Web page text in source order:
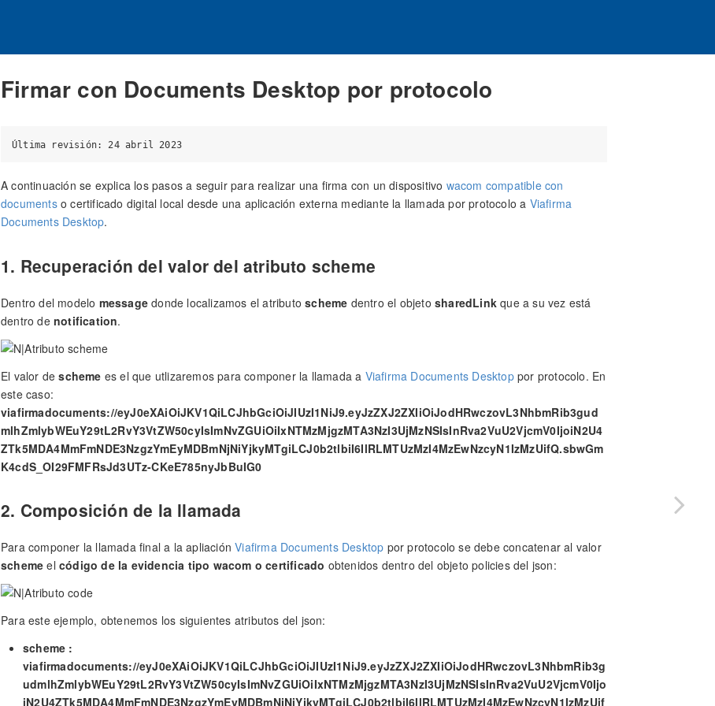
Firmar con Documents Desktop por protocolo
A continuación se explica los pasos a seguir para realizar una firma con un dispositivo wacom compatible con
documentso certificado digital local desde una aplicación externa mediante la llamada por protocolo a Viafirma
Documents Desktop.
1. Recuperación del valor del atributo scheme
Dentro del modelo message donde localizamos el atributoscheme dentro el objetosharedLink que a su vez está
dentro de notification.
El valor descheme es el que utlizaremos para componer la llamada a Viafirma Documents Desktoppor protocolo. En
este caso:
viafirmadocuments://eyJ0eXAiOiJKV1QiLCJhbGciOiJIUzI1NiJ9.eyJzZXJ2ZXIiOiJodHRwczovL3NhbmRib3gud
mlhZmlybWEuY29tL2RvY3VtZW50cyIsImNvZGUiOiIxNTMzMjgzMTA3NzI3UjMzNSIsInRva2VuU2VjcmV0IjoiN2U4
ZTk5MDA4MmFmNDE3NzgzYmEyMDBmNjNiYjkyMTgiLCJ0b2tlbiI6IlRLMTUzMzI4MzEwNzcyN1IzMzUifQ.sbwGm
K4cdS_OI29FMFRsJd3UTz-CKeE785nyJbBuIG0
2. Composición de la llamada
Para componer la llamada final a la apliaciónViafirma Documents Desktop por protocolo se debe concatenar al valor
scheme elcódigo de la evidencia tipo wacom o certificado obtenidos dentro del objeto policies del json:
Para este ejemplo, obtenemos los siguientes atributos del json:
scheme :
viafirmadocuments://eyJ0eXAiOiJKV1QiLCJhbGciOiJIUzI1NiJ9.eyJzZXJ2ZXIiOiJodHRwczovL3NhbmRib3g
udmlhZmlybWEuY29tL2RvY3VtZW50cyIsImNvZGUiOiIxNTMzMjgzMTA3NzI3UjMzNSIsInRva2VuU2VjcmV0Ijo
iN2U4ZTk5MDA4MmFmNDE3NzgzYmEyMDBmNjNiYjkyMTgiLCJ0b2tlbiI6IlRLMTUzMzI4MzEwNzcyN1IzMzUif